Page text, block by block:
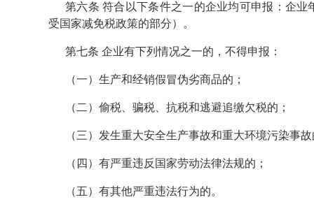
第六条 符合以下条件之一的企业均可申报：企业
受国家减免税政策的部分）。
第七条 企业有下列情况之一的，不得申报：
（一）生产和经销假冒伪劣商品的；
（二）偷税、骗税、抗税和逃避追缴欠税的；
（三）发生重大安全生产事故和重大环境污染事
（四）有严重违反国家劳动法律法规的；
（五）有其他严重违法行为的。